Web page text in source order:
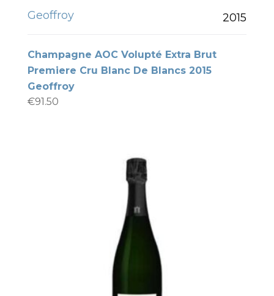
Geoffroy 2015
Champagne AOC Volupté Extra Brut
Premiere Cru Blanc De Blancs 2015
Geoffroy
€91.50